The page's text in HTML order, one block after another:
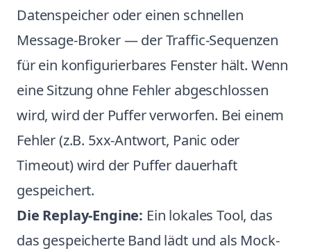
Datenspeicher oder einen schnellen
Message-Broker — der Traffic-Sequenzen
für ein konfigurierbares Fenster hält. Wenn
eine Sitzung ohne Fehler abgeschlossen
wird, wird der Puffer verworfen. Bei einem
Fehler (z.B. 5xx-Antwort, Panic oder
Timeout) wird der Puffer dauerhaft
gespeichert.
Die Replay-Engine: Ein lokales Tool, das
das gespeicherte Band lädt und als Mock-